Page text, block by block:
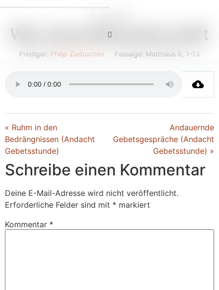
Wie Jesus Menschen prüft
Prediger: Philip Zurbuchen Passage: Matthäus 9, 1-13
« Ruhm in den
Bedrängnissen (Andacht
Gebetsstunde)
Andauernde
Gebetsgespräche (Andacht
Gebetsstunde) »
Schreibe einen Kommentar
Deine E-Mail-Adresse wird nicht veröffentlicht.
Erforderliche Felder sind mit * markiert
Kommentar *